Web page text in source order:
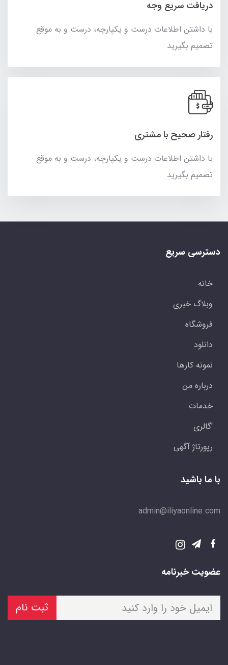
دریافت سریع وجه
با داشتن اطلاعات درست و یکپارچه، درست و به موقع
تصمیم بگیرید
رفتار صحیح با مشتری
با داشتن اطلاعات درست و یکپارچه، درست و به موقع
تصمیم بگیرید
دسترسی سریع
خانه
وبلاگ خبری
فروشگاه
دانلود
نمونه کارها
درباره من
خدمات
'گالری
رپورتاژ آگهی
با ما باشید
admin@iliyaonline.com
عضویت خبرنامه
ثبت نام